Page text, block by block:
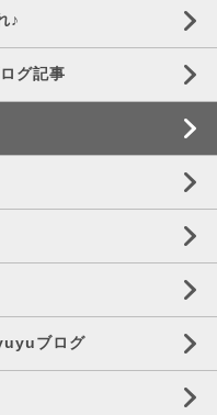
♪
グ記事
ブログ